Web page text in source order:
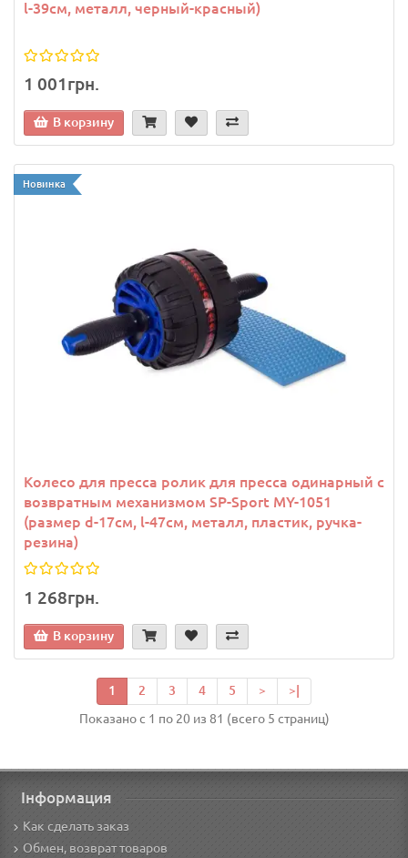
l-39см, металл, черный-красный)
1 001грн.
В корзину
Новинка
Колесо для пресса ролик для пресса одинарный с
возвратным механизмом SP-Sport MY-1051
(размер d-17см, l-47см, металл, пластик, ручка-
резина)
1 268грн.
В корзину
1 2 3 4 5 >
>|
Показано с 1 по 20 из 81 (всего 5 страниц)
Інформация
Как сделать заказ
Обмен, возврат товаров